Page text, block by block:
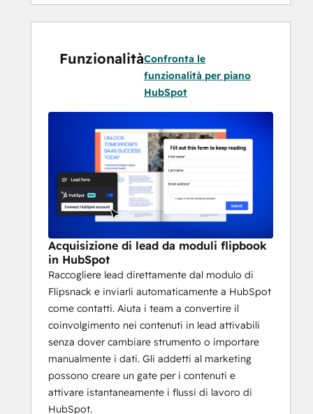
di cataloghi, brochure, guide e altri materiali
interattivi, garantendo che ogni invio di
lavoro manuale. Le aziende possono
monitorare il coinvolgimento, coltivare i
lettori in base all'interesse e indirizzare più
funzionalità di automazione di HubSpot, in
modo che i team possano convertire i
lettori in clienti con un attrito molto minore.
FunzionalitàConfronta le
funzionalità per piano
HubSpot
Acquisizione di lead da moduli flipbook
in HubSpot
Raccogliere lead direttamente dal modulo di
Flipsnack e inviarli automaticamente a HubSpot
come contatti. Aiuta i team a convertire il
coinvolgimento nei contenuti in lead attivabili
senza dover cambiare strumento o importare
manualmente i dati. Gli addetti al marketing
possono creare un gate per i contenuti e
attivare istantaneamente i flussi di lavoro di
HubSpot.